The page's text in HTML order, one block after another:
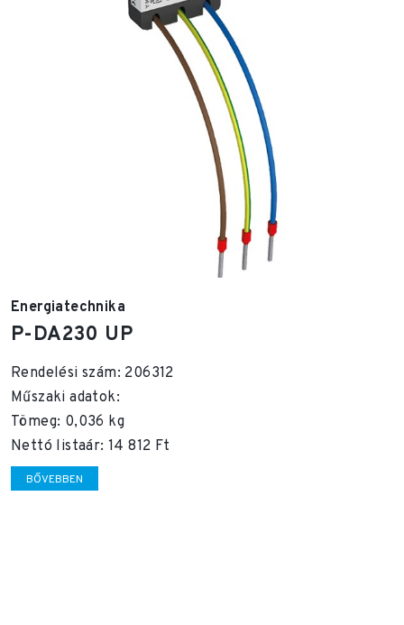
Energiatechnika
P-DA230 UP
Rendelési szám: 206312
Műszaki adatok:
Tömeg: 0,036 kg
Nettó listaár: 14 812 Ft
BŐVEBBEN